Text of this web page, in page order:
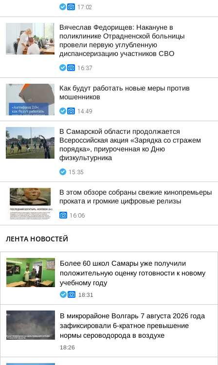
17:02
Вячеслав Федорищев: Накануне в
поликлинике Отрадненской больницы
провели первую углубленную
диспансеризацию участников СВО
16:37
Как будут работать новые меры против
мошенников
14:49
В Самарской области продолжается
Всероссийская акция «Зарядка со стражем
порядка», приуроченная ко Дню
физкультурника
15:35
В этом обзоре собраны свежие кинопремьеры
проката и громкие цифровые релизы
16:06
ЛЕНТА НОВОСТЕЙ
Более 60 школ Самары уже получили
положительную оценку готовности к новому
учебному году
18:31
В микрорайоне Волгарь 7 августа 2026 года
зафиксировали 6-кратное превышение
нормы сероводорода в воздухе
18:26